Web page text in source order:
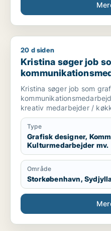
Kristina søger job som
20 d siden
Kristina søger job
kulturmedarbejder /
køkkenmedarbejder
Kristina søger job som
kreativ medarbejder /
Type
Grafisk designer,
Kulturmedarbejder mv.
Område
Storkøbenhavn,